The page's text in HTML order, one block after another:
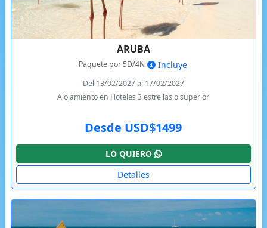
ARUBA
Paquete por 5D/4N Incluye
Del 13/02/2027 al 17/02/2027
Alojamiento en Hoteles 3 estrellas o superior
Desde USD$1499
LO QUIERO
Detalles